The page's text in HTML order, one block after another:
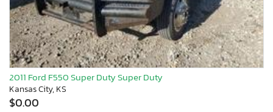
2011 Ford F550 Super Duty Super Duty
Kansas City, KS
$0.00